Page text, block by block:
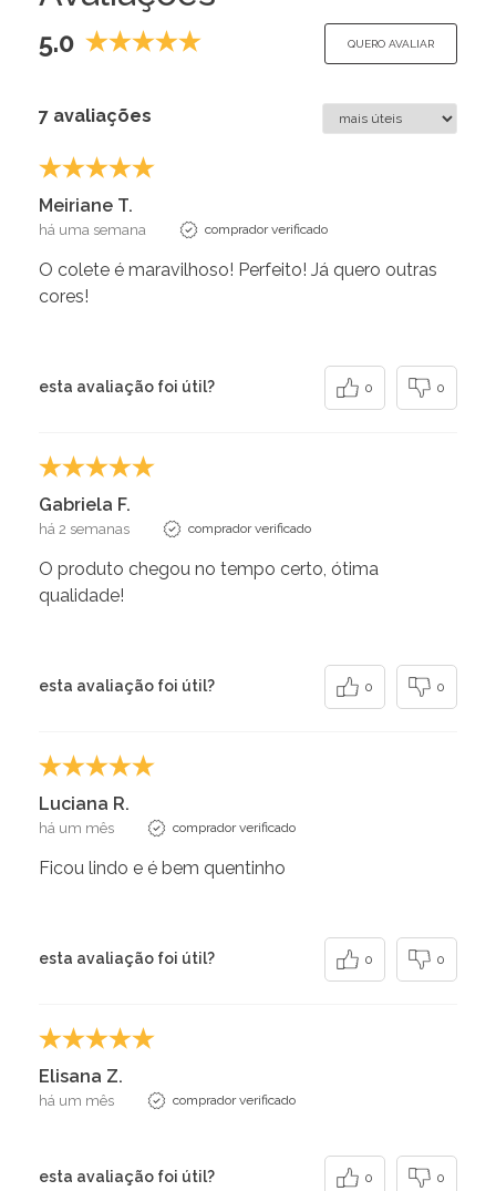
5.0 QUERO AVALIAR
7 avaliações
Meiriane T.
há uma semana comprador verificado
O colete é maravilhoso! Perfeito! Já quero outras
cores!
esta avaliação foi útil? 0 0
Gabriela F.
há 2 semanas comprador verificado
O produto chegou no tempo certo, ótima
qualidade!
esta avaliação foi útil? 0 0
Luciana R.
há um mês comprador verificado
Ficou lindo e é bem quentinho
esta avaliação foi útil? 0 0
Elisana Z.
há um mês comprador verificado
esta avaliação foi útil? 0 0